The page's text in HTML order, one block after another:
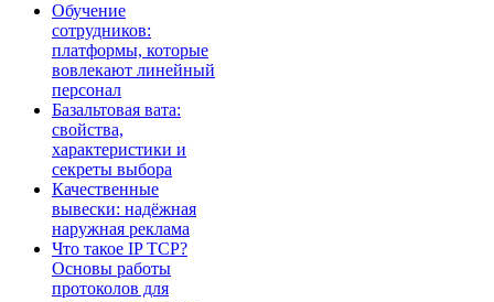
Обучение
сотрудников:
платформы, которые
вовлекают линейный
персонал
Базальтовая вата:
свойства,
характеристики и
секреты выбора
Качественные
вывески: надёжная
наружная реклама
Что такое IP TCP?
Основы работы
протоколов для